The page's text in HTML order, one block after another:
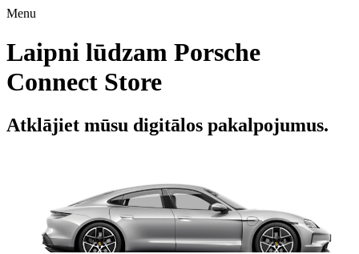
Menu
Laipni lūdzam Porsche
Connect Store
Atklājiet mūsu digitālos pakalpojumus.